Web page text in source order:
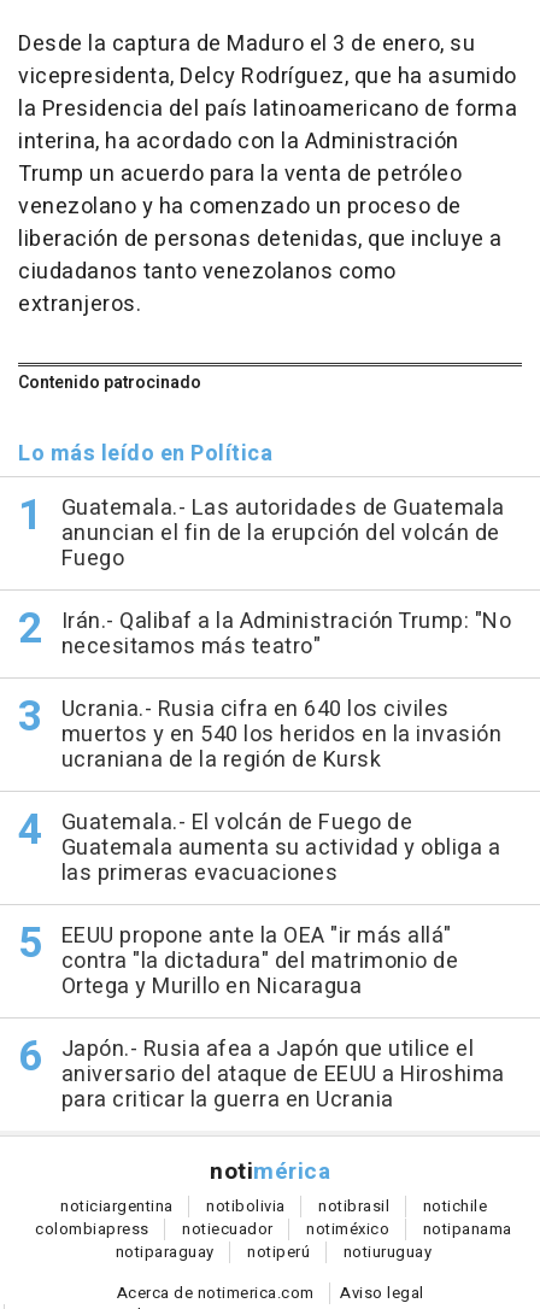
Desde la captura de Maduro el 3 de enero, su
vicepresidenta, Delcy Rodríguez, que ha asumido
la Presidencia del país latinoamericano de forma
interina, ha acordado con la Administración
Trump un acuerdo para la venta de petróleo
venezolano y ha comenzado un proceso de
liberación de personas detenidas, que incluye a
ciudadanos tanto venezolanos como
extranjeros.
Contenido patrocinado
Lo más leído en Política
Guatemala.- Las autoridades de Guatemala
anuncian el fin de la erupción del volcán de
Fuego
Irán.- Qalibaf a la Administración Trump: "No
necesitamos más teatro"
Ucrania.- Rusia cifra en 640 los civiles
muertos y en 540 los heridos en la invasión
ucraniana de la región de Kursk
Guatemala.- El volcán de Fuego de
Guatemala aumenta su actividad y obliga a
las primeras evacuaciones
EEUU propone ante la OEA "ir más allá"
contra "la dictadura" del matrimonio de
Ortega y Murillo en Nicaragua
Japón.- Rusia afea a Japón que utilice el
aniversario del ataque de EEUU a Hiroshima
para criticar la guerra en Ucrania
notimérica
noticiargentina notibolivia notibrasil notichile
colombiapress notiecuador notiméxico notipanama
notiparaguay notiperú notiuruguay
Acerca de notimerica.com
Aviso legal